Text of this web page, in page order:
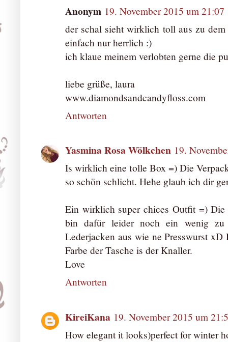
Anonym 19. November 2015 um 21:07
der schal sieht wirklich toll aus zu
einfach nur herrlich :)
ich klaue meinem verlobten gerne die
liebe grüße, laura
www.diamondsandcandyfloss.com
Antworten
Yasmina Rosa Wölkchen 19.
Is wirklich eine tolle Box =) Die
so schön schlicht. Hehe glaub ich dir
Ein wirklich super chices Outfit =) Die
bin dafür leider noch ein wenig
Lederjacken aus wie ne Presswurst
Farbe der Tasche is der Knaller.
Love
Antworten
KireiKana 19. November 2015 um
How elegant it looks)perfect for winter